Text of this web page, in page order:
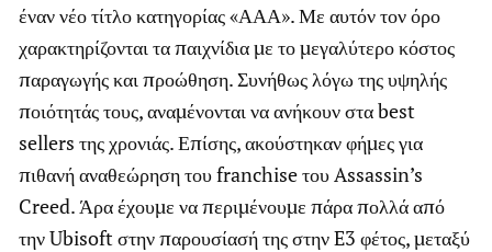
έναν νέο τίτλο κατηγορίας «ΑΑΑ». Με αυτόν τον όρο
χαρακτηρίζονται τα παιχνίδια με το μεγαλύτερο κόστος
παραγωγής και προώθηση. Συνήθως λόγω της υψηλής
ποιότητάς τους, αναμένονται να ανήκουν στα best
sellers της χρονιάς. Επίσης, ακούστηκαν φήμες για
πιθανή αναθεώρηση του franchise του Assassin’s
Creed. Άρα έχουμε να περιμένουμε πάρα πολλά από
την Ubisoft στην παρουσίασή της στην E3 φέτος, μεταξύ